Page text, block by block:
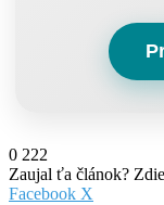
0 222
Zaujal ťa článok?
Facebook X